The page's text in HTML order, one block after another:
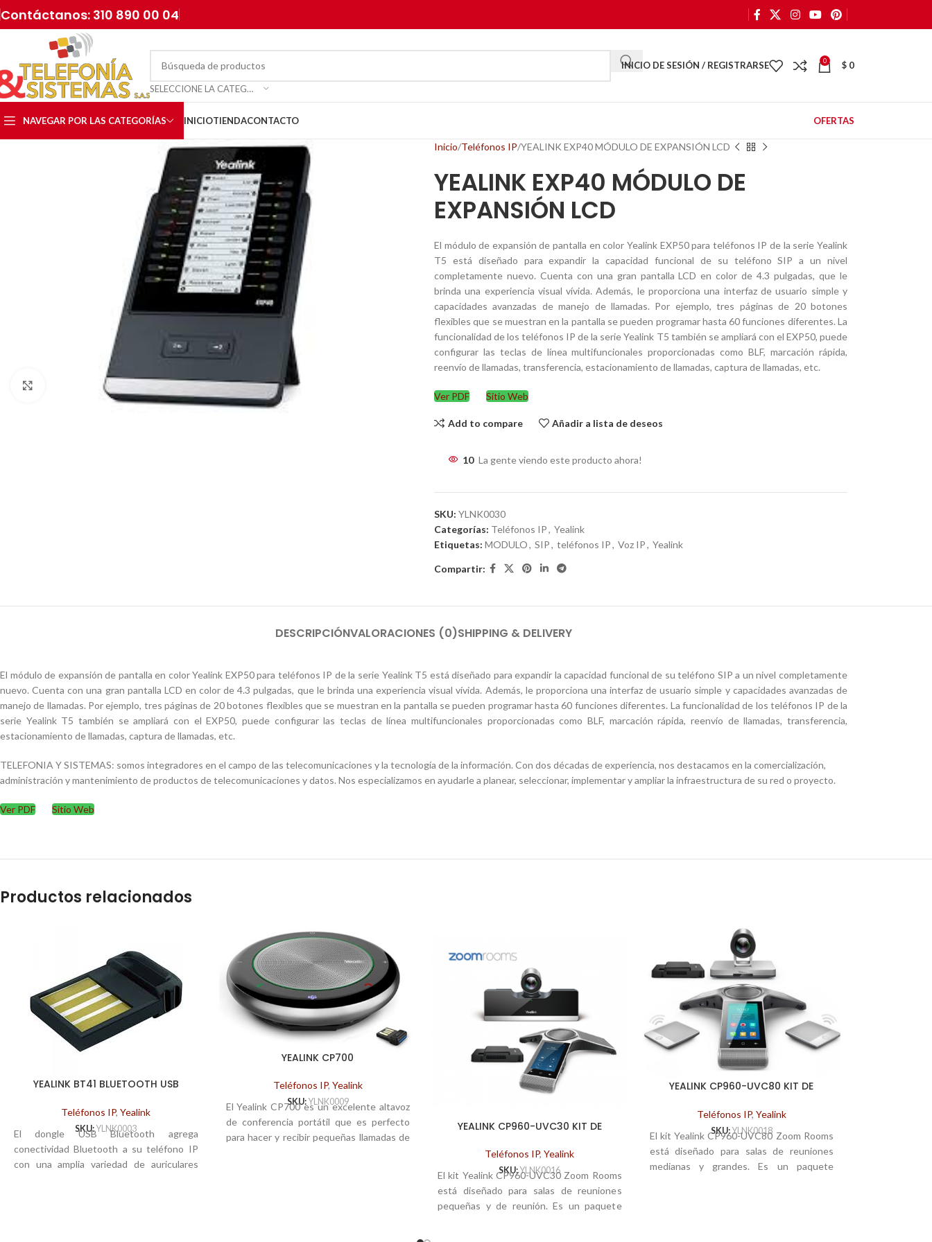
Contáctanos: 310 890 00 04
SELECCIONE LA CATEGORÍA
INICIO DE SESIÓN / REGISTRARSE 0 $ 0
NAVEGAR POR LAS CATEGORÍAS INICIOTIENDACONTACTO OFERTAS
Haga Click para agrandar
Inicio Teléfonos IP YEALINK EXP40 MÓDULO DE EXPANSIÓN LCD
YEALINK EXP40 MÓDULO DE
EXPANSIÓN LCD
El módulo de expansión de pantalla en color Yealink EXP50 para teléfonos IP de la serie Yealink
T5 está diseñado para expandir la capacidad funcional de su teléfono SIP a un nivel
completamente nuevo. Cuenta con una gran pantalla LCD en color de 4.3 pulgadas, que le
brinda una experiencia visual vívida. Además, le proporciona una interfaz de usuario simple y
capacidades avanzadas de manejo de llamadas. Por ejemplo, tres páginas de 20 botones
flexibles que se muestran en la pantalla se pueden programar hasta 60 funciones diferentes. La
funcionalidad de los teléfonos IP de la serie Yealink T5 también se ampliará con el EXP50, puede
configurar las teclas de línea multifuncionales proporcionadas como BLF, marcación rápida,
reenvío de llamadas, transferencia, estacionamiento de llamadas, captura de llamadas, etc.
Ver PDF Sitio Web
Add to compare Añadir a lista de deseos
10 La gente viendo este producto ahora!
SKU: YLNK0030
Categorías: Teléfonos IP, Yealink
Etiquetas: MODULO, SIP, teléfonos IP, Voz IP, Yealink
Compartir:
DESCRIPCIÓNVALORACIONES (0)SHIPPING & DELIVERY
El módulo de expansión de pantalla en color Yealink EXP50 para teléfonos IP de la serie Yealink T5 está diseñado para expandir la capacidad funcional de su teléfono SIP a un nivel completamente
nuevo. Cuenta con una gran pantalla LCD en color de 4.3 pulgadas, que le brinda una experiencia visual vívida. Además, le proporciona una interfaz de usuario simple y capacidades avanzadas de
manejo de llamadas. Por ejemplo, tres páginas de 20 botones flexibles que se muestran en la pantalla se pueden programar hasta 60 funciones diferentes. La funcionalidad de los teléfonos IP de la
serie Yealink T5 también se ampliará con el EXP50, puede configurar las teclas de línea multifuncionales proporcionadas como BLF, marcación rápida, reenvío de llamadas, transferencia,
estacionamiento de llamadas, captura de llamadas, etc.
TELEFONIA Y SISTEMAS: somos integradores en el campo de las telecomunicaciones y la tecnología de la información. Con dos décadas de experiencia, nos destacamos en la comercialización,
administración y mantenimiento de productos de telecomunicaciones y datos. Nos especializamos en ayudarle a planear, seleccionar, implementar y ampliar la infraestructura de su red o proyecto.
Ver PDF Sitio Web
Productos relacionados
YEALINK BT41 BLUETOOTH USB
Teléfonos IP,Yealink
SKU:YLNK0003
El dongle USB Bluetooth agrega
conectividad Bluetooth a su teléfono IP
con una amplia variedad de auriculares
YEALINK CP700
Teléfonos IP, Yealink
SKU: YLNK0009
El Yealink CP700 es un excelente altavoz
de conferencia portátil que es perfecto
para hacer y recibir pequeñas llamadas de
YEALINK CP960-UVC30 KIT DE
Teléfonos IP,Yealink
SKU:YLNK0016
El kit Yealink CP960-UVC30 Zoom Rooms
está diseñado para salas de reuniones
pequeñas y de reunión. Es un paquete
YEALINK CP960-UVC80 KIT DE
Teléfonos IP, Yealink
SKU:YLNK0018
El kit Yealink CP960-UVC80 Zoom Rooms
está diseñado para salas de reuniones
medianas y grandes. Es un paquete